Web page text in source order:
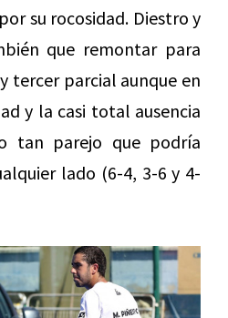
su rocosidad. Diestro y
que remontar para
tercer parcial aunque en
y la casi total ausencia
tan parejo que podría
lado (6-4, 3-6 y 4-